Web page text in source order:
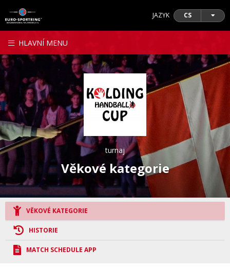
JAZYK CS
HLAVNÍ MENU
turnaj
Věkové kategorie
VĚKOVÉ KATEGORIE
HISTORIE
MATCH SCHEDULE APP